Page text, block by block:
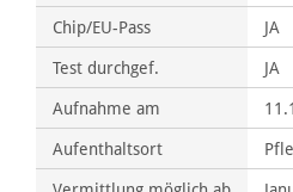
Chip/EU-Pass
JA
Test durchgef.
JA
Aufnahme am
Aufenthaltsort